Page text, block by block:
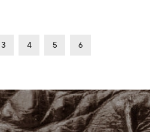
3 4 5 6